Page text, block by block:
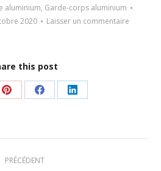
aluminium, Garde-corps aluminium
2020 Laisser un commentaire
this post
Partager
Pinterest
Partager
Facebook
Partager
LinkedIn
PRÉCÉDENT